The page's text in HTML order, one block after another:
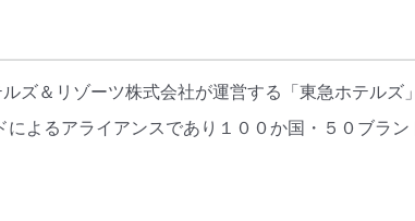
ズ＆リゾーツ株式会社が運営する「東急ホテル
よるアライアンスであり１００か国・５０ブラ